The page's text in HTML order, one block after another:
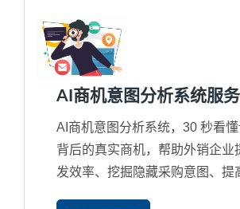
AI商机意图分析系统服务
AI商机意图分析系统，30 秒看懂
背后的真实商机，帮助外销企业
发效率、挖掘隐藏采购意图、提